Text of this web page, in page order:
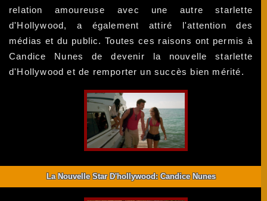
relation amoureuse avec une autre starlette
d'Hollywood, a également attiré l'attention des
médias et du public. Toutes ces raisons ont permis à
Candice Nunes de devenir la nouvelle starlette
d'Hollywood et de remporter un succès bien mérité.
La Nouvelle Star D'hollywood: Candice Nunes